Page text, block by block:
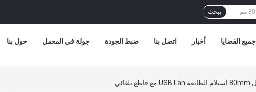
يبحث
حول بنا جولة في المعمل ضبط الجودة اتصل بنا أخبار جميع القضايا